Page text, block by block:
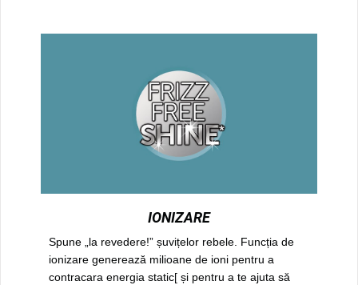
IONIZARE
Spune „la revedere!” șuvițelor rebele. Funcția de
ionizare generează milioane de ioni pentru a
contracara energia static[ și pentru a te ajuta să